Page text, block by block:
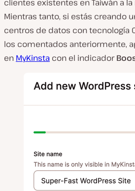
clientes existentes en Taiwán a
Mientras tanto, si estás creando
centros de datos con tecnología
los comentados anteriormente,
en MyKinsta con el indicador